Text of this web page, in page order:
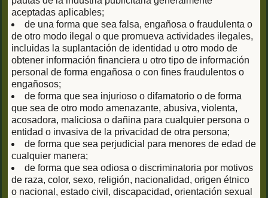
aceptadas aplicables;
de una forma que sea falsa, engañosa o fraudulenta o
de otro modo ilegal o que promueva actividades ilegales,
incluidas la suplantación de identidad u otro modo de
obtener información financiera u otro tipo de información
personal de forma engañosa o con fines fraudulentos o
engañosos;
de forma que sea injurioso o difamatorio o de forma
que sea de otro modo amenazante, abusiva, violenta,
acosadora, maliciosa o dañina para cualquier persona o
entidad o invasiva de la privacidad de otra persona;
de forma que sea perjudicial para menores de edad de
cualquier manera;
de forma que sea odiosa o discriminatoria por motivos
de raza, color, sexo, religión, nacionalidad, origen étnico
o nacional, estado civil, discapacidad, orientación sexual